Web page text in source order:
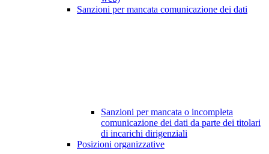
Sanzioni per mancata comunicazione dei dati
Sanzioni per mancata o incompleta
comunicazione dei dati da parte dei titolari
di incarichi dirigenziali
Posizioni organizzative